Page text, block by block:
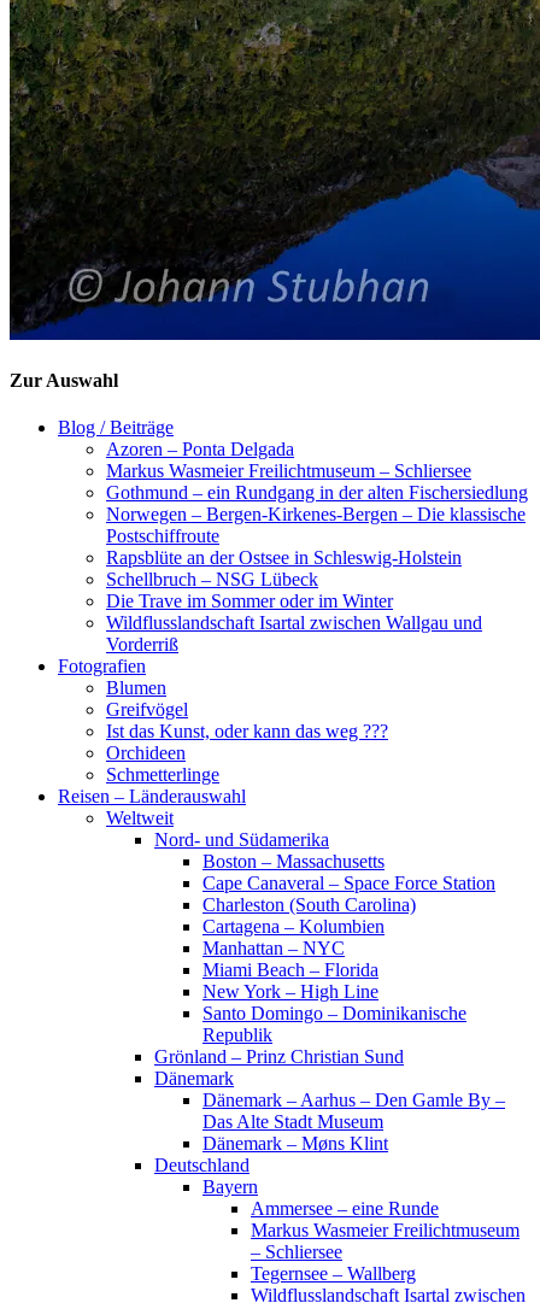
Zur Auswahl
Blog / Beiträge
Azoren – Ponta Delgada
Markus Wasmeier Freilichtmuseum – Schliersee
Gothmund – ein Rundgang in der alten Fischersiedlung
Norwegen – Bergen-Kirkenes-Bergen – Die klassische
Postschiffroute
Rapsblüte an der Ostsee in Schleswig-Holstein
Schellbruch – NSG Lübeck
Die Trave im Sommer oder im Winter
Wildflusslandschaft Isartal zwischen Wallgau und
Vorderriß
Fotografien
Blumen
Greifvögel
Ist das Kunst, oder kann das weg ???
Orchideen
Schmetterlinge
Reisen – Länderauswahl
Weltweit
Nord- und Südamerika
Boston – Massachusetts
Cape Canaveral – Space Force Station
Charleston (South Carolina)
Cartagena – Kolumbien
Manhattan – NYC
Miami Beach – Florida
New York – High Line
Santo Domingo – Dominikanische
Republik
Grönland – Prinz Christian Sund
Dänemark
Dänemark – Aarhus – Den Gamle By –
Das Alte Stadt Museum
Dänemark – Møns Klint
Deutschland
Bayern
Ammersee – eine Runde
Markus Wasmeier Freilichtmuseum
– Schliersee
Tegernsee – Wallberg
Wildflusslandschaft Isartal zwischen